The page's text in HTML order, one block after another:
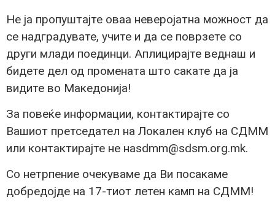
Не ја пропуштајте оваа неверојатна можност да
се надградувате, учите и да се поврзете со
други млади поединци. Аплицирајте веднаш и
бидете дел од промената што сакате да ја
видите во Македонија!
За повеќе информации, контактирајте со
Вашиот претседател на Локален клуб на СДММ
или контактирајте не наsdmm@sdsm.org.mk.
Со нетрпение очекуваме да Ви посакаме
добредојде на 17-тиот летен камп на СДММ!